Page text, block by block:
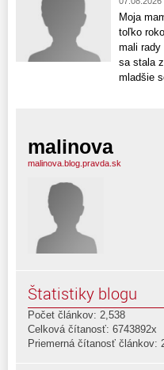
Moja
toľko
mali rady
sa stala
mladšie
malinova
malinova.blog.pravda.sk
Štatistiky blogu
Počet článkov: 2,538
Celková čítanosť: 6743892x
Priemerná čítanosť článkov: